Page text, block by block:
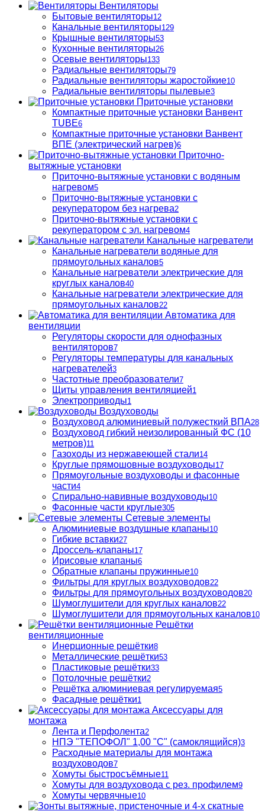
Вентиляторы
Бытовые вентиляторы12
Канальные вентиляторы129
Крышные вентиляторы53
Кухонные вентиляторы26
Осевые вентиляторы133
Радиальные вентиляторы79
Радиальные вентиляторы жаростойкие10
Радиальные вентиляторы пылевые3
Приточные установки
Компактные приточные установки Ванвент
TUBE6
Компактные приточные установки Ванвент
ВПЕ (электрический нагрев)6
Приточно-
вытяжные установки
Приточно-вытяжные установки с водяным
нагревом5
Приточно-вытяжные установки с
рекуператором без нагрева2
Приточно-вытяжные установки с
рекуператором с эл. нагревом4
Канальные нагреватели
Канальные нагреватели водяные для
прямоугольных каналов5
Канальные нагреватели электрические для
круглых каналов40
Канальные нагреватели электрические для
прямоугольных каналов22
Автоматика для
вентиляции
Регуляторы скорости для однофазных
вентиляторов7
Регуляторы температуры для канальных
нагревателей3
Частотные преобразователи7
Щиты управления вентиляцией1
Электроприводы1
Воздуховоды
Воздуховод алюминиевый полужесткий ВПА28
Воздуховод гибкий неизолированный ФС (10
метров)11
Газоходы из нержавеющей стали14
Круглые прямошовные воздуховоды17
Прямоугольные воздуховоды и фасонные
части4
Спирально-навивные воздуховоды10
Фасонные части круглые305
Сетевые элементы
Алюминиевые воздушные клапаны10
Гибкие вставки27
Дроссель-клапаны17
Ирисовые клапаны6
Обратные клапаны пружинные10
Фильтры для круглых воздуховодов22
Фильтры для прямоугольных воздуховодов20
Шумоглушители для круглых каналов22
Шумоглушители для прямоугольных каналов10
Решётки
вентиляционные
Инерционные решётки8
Металлические решётки53
Пластиковые решётки33
Потолочные решётки2
Решётка алюминиевая регулируемая5
Фасадные решётки1
Аксессуары для
монтажа
Лента и Перфолента2
НПЭ "ТЕПОФОЛ" 1,00 "С" (самоклящийся)3
Расходные материалы для монтажа
воздуховодов7
Хомуты быстросъёмные11
Хомуты для воздуховода с рез. профилем9
Хомуты червячные10